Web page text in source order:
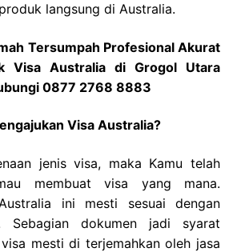
langsung di Australia.
Tersumpah Profesional Akurat
Visa Australia di Grogol Utara
0877 2768 8883
Visa Australia?
jenis visa, maka Kamu telah
membuat visa yang mana.
ini mesti sesuai dengan
Sebagian dokumen jadi syarat
mesti di terjemahkan oleh jasa